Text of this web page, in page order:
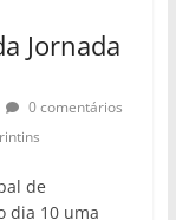
Jornada
0 comentários
de
dia 10 uma